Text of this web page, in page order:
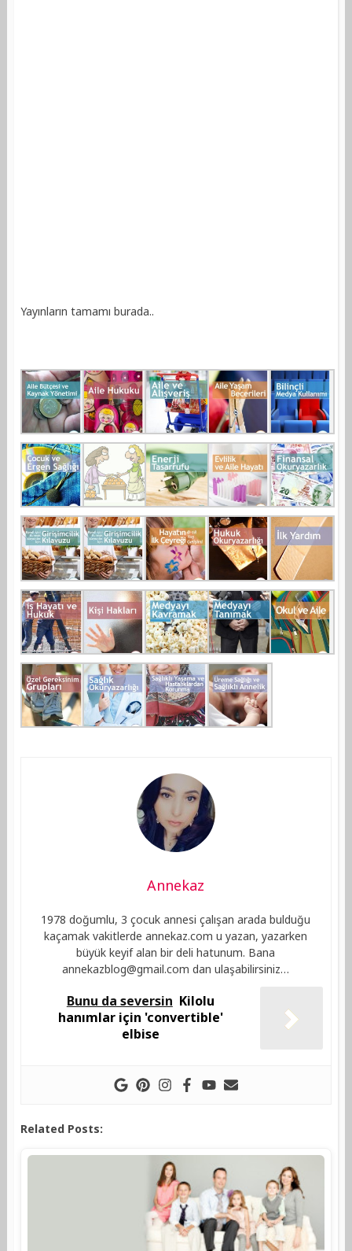
Yayınların tamamı burada..
Annekaz
1978 doğumlu, 3 çocuk annesi çalışan arada bulduğu
kaçamak vakitlerde annekaz.com u yazan, yazarken
büyük keyif alan bir deli hatunum. Bana
annekazblog@gmail.com dan ulaşabilirsiniz…
Bunu da seversin Kilolu
hanımlar için 'convertible'
elbise
Related Posts: